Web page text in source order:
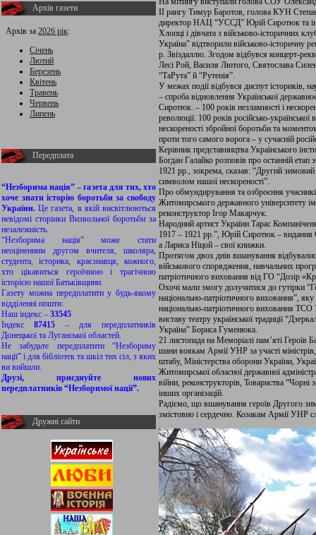
Архів газети
Архів за 2026 рік:
Січень
Лютий
Березень
Квітень
Травень
Червень
Липень
Передплата
“Незборима нація” – газета для тих, хто
хоче знати історію боротьби за свободу
України.Це газета, в якій висвітлюються
невідомі сторінки Визвольної боротьби за
незалежність.
“Незборима нація” може стати
неоціненним другом вчителя, школяра,
студента, історика, краєзнавця, кожного,
хто цікавиться героїчною і трагічною
історією нашої Батьківщини.
Газету можна передплатити у будь-якому
відділенні пошти:
Наш індекс – 33545
Індекс 87415 – для передплатників
Донецької та Луганської областей.
Не забудьте передплатити “Незбориму
нації” і для бібліотек та шкіл тих сіл, з яких
ви вийшли.
Друзі, приєднуйте нових
передплатників “Незборимої нації”.
Дружні сайти
ІІ рангу Тимур Баротов, голова КУН
директор НАЦ “УССД” Юрій Сиротюк та
Хлопці і дівчата з військово-історичних
Україна” відтворили військово-історичну
р. Звіздаллю. Згодом відбувся концерт-
Лесі Рой, Василя Лютого, Святослава
“ТаРута” й “Рутенія”.
У межах події відбувся диспут істориків,
– спроба відновлення Української
Сиротюк. – 100 років незламності і
революції. 100 років російсько-
нескореності збройної боротьби та
проти того самого ворога – у сучасній
Керівник представництва Українського
Богдан Галайко розповів про останній етап
1921 рр., зокрема, сказав: “Другий зимовий
символом нашої нескореності”.
Про обмундирування та озброєння
Житомирського державного університету
реконструктор Ігор Макарчук.
Народний артист України Тарас
1917 – 1921 рр.”, Юрій Сиротюк – видання
а Лариса Ніцой – свої книжки.
Протягом двох днів вшанування
військового спорядження, навчальних
патріотичного виховання від ГО “Дозір
Охочі мали змогу долучитися до гутірки
національно-патріотичного виховання”,
національно-патріотичного виховання
виставу театру української традиції
Україна” Бориса Гуменюка.
21 листопада на Меморіалі пам’яті Героїв
шани воякам Армії УНР за участі
штабу, Міністерства оборони України,
Житомирської обласної державної
війни, реконструкторів, Товариства “Чорні
інших організацій.
Радіємо, що вшанування героїв Другого
змістовно і сердечно. Козакам Армії УНР